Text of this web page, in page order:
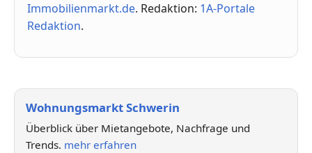
Immobilienmarkt.de. Redaktion: 1A-Portale
Redaktion.
Wohnungsmarkt Schwerin
Überblick über Mietangebote, Nachfrage und
Trends. mehr erfahren